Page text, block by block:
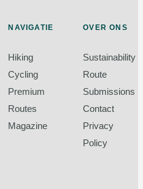
NAVIGATIE
Hiking
Cycling
Premium
Routes
Magazine
OVER ONS
Sustainability
Route
Submissions
Contact
Privacy
Policy